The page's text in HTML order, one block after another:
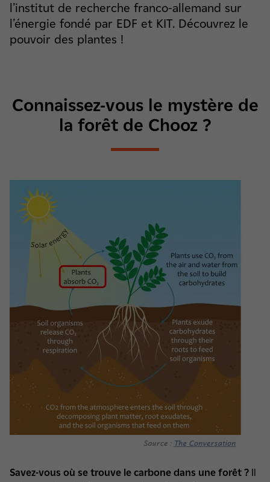
l’institut de recherche franco-allemand sur
l’énergie fondé par EDF et KIT. Découvrez le
pouvoir des plantes !
Connaissez-vous le mystère de
la forêt de Chooz ?
Savez-vous où se trouve le carbone dans une forêt ? Il